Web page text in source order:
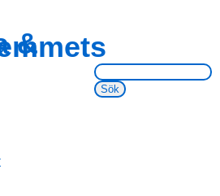
&
Sök på webbsidan: